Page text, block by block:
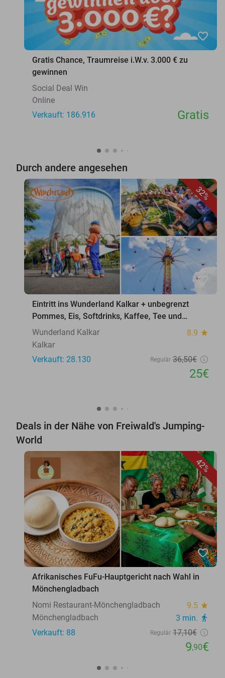
favorite_border
Gratis Chance, Traumreise i.W.v. 3.000 € zu
gewinnen
Social Deal Win
Online
Verkauft: 186.916
Gratis
Durch andere angesehen
32%
favorite_border
Eintritt ins Wunderland Kalkar + unbegrenzt
Pommes, Eis, Softdrinks, Kaffee, Tee und
Softeis
Wunderland Kalkar 8.9 star
Kalkar
Verkauft: 28.130
Regulär 36,50€
25€
Deals in der Nähe von Freiwald's Jumping-
World
42%
favorite_border
Afrikanisches FuFu-Hauptgericht nach Wahl in
Mönchengladbach
Nomi Restaurant-Mönchengladbach
9.5 star
Mönchengladbach 3 min. directions_walk
Verkauft: 88 Regulär 17,10€
9,90€